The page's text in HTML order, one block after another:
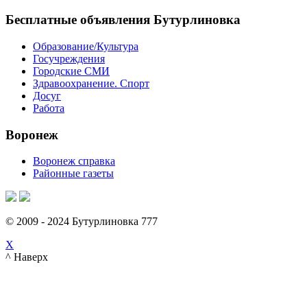
Бесплатные объявления Бутурлиновка
Образование/Культура
Госучреждения
Городские СМИ
Здравоохранение. Спорт
Досуг
Работа
Воронеж
Воронеж справка
Районные газеты
© 2009 - 2024 Бутурлиновка 777
X
^ Наверх